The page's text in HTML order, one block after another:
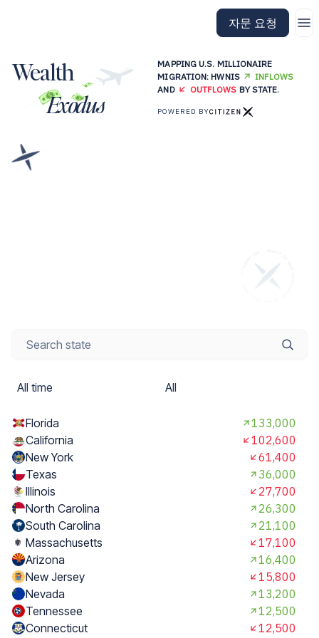
자문 요청
Wealth
Exodus
MAPPING U.S. MILLIONAIRE
MIGRATION: HWNIS
INFLOWS
AND
OUTFLOWS BY STATE.
POWERED BY
All time All
Florida
133,000
California
102,600
New York
61,400
Texas
36,000
Illinois
27,700
North Carolina
26,300
South Carolina
21,100
Massachusetts
17,100
Arizona
16,400
New Jersey
15,800
Nevada
13,200
Tennessee
12,500
Connecticut
12,500